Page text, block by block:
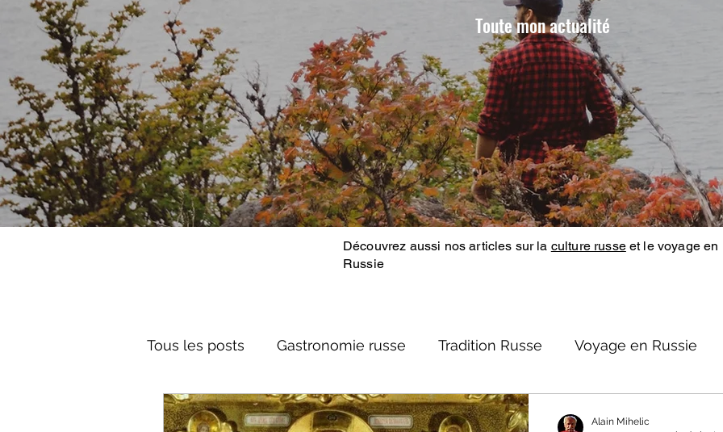
Toute mon actualité
Découvrez aussi nos articles sur la culture russeet le voyage en
Russie
Tous les posts Gastronomie russe Tradition Russe Voyage en Russie
Société russe Architecture russe Religions et Mythologies
Alain Mihelic